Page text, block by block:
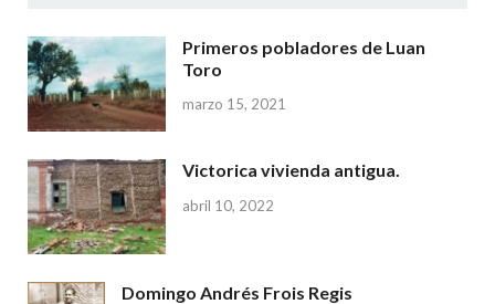
Primeros pobladores de Luan
Toro
marzo 15, 2021
Victorica vivienda antigua.
abril 10, 2022
Domingo Andrés Frois Regis